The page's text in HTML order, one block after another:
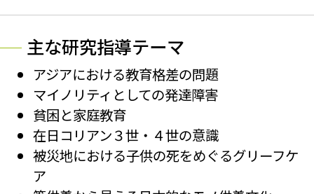
主な研究指導テーマ
アジアにおける教育格差の問題
マイノリティとしての発達障害
貧困と家庭教育
在日コリアン３世・４世の意識
被災地における子供の死をめぐるグリーフケ
ア